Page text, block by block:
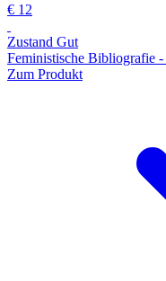
€ 12
Zustand Gut
Feministische Bibliografie -
Zum Produkt